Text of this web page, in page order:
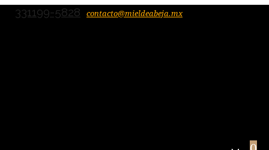
331199-5828 contacto@mieldeabeja.mx